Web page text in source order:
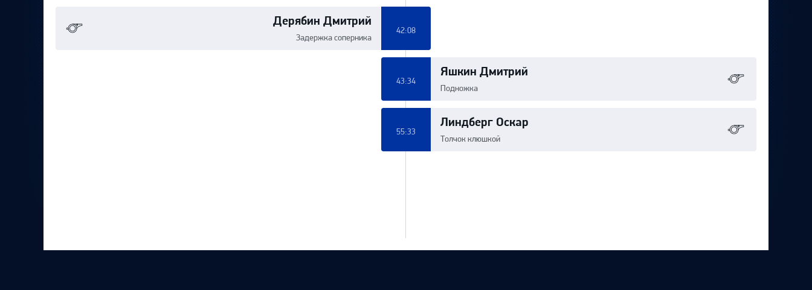
Дерябин Дмитрий
Задержка соперника
42:08
Яшкин Дмитрий
Подножка
43:34
Линдберг Оскар
Толчок клюшкой
55:33